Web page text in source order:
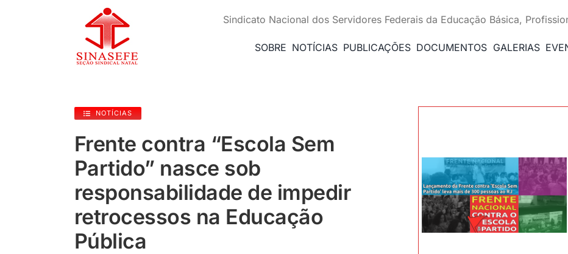
Sindicato Nacional dos Servidores Federais da Educação Básica,
SOBRE NOTÍCIAS PUBLICAÇÕES DOCUMENTOS GALERIAS
NOTÍCIAS
Frente contra “Escola Sem
Partido” nasce sob
responsabilidade de impedir
retrocessos na Educação
Pública